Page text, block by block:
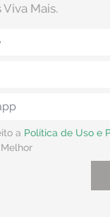
Mais.
a Política de Uso e